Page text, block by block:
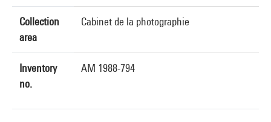
Collection
area
Cabinet de la photographie
Inventory
no.
AM 1988-794